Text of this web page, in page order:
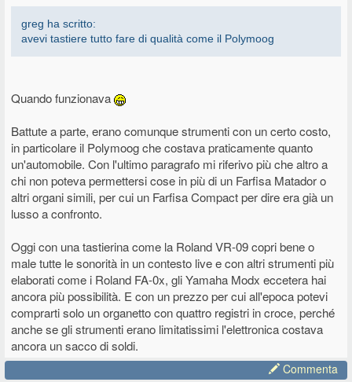
greg ha scritto:
avevi tastiere tutto fare di qualità come il Polymoog
Quando funzionava
Battute a parte, erano comunque strumenti con un certo costo,
in particolare il Polymoog che costava praticamente quanto
un'automobile. Con l'ultimo paragrafo mi riferivo più che altro a
chi non poteva permettersi cose in più di un Farfisa Matador o
altri organi simili, per cui un Farfisa Compact per dire era già un
lusso a confronto.
Oggi con una tastierina come la Roland VR-09 copri bene o
male tutte le sonorità in un contesto live e con altri strumenti più
elaborati come i Roland FA-0x, gli Yamaha Modx eccetera hai
ancora più possibilità. E con un prezzo per cui all'epoca potevi
comprarti solo un organetto con quattro registri in croce, perché
anche se gli strumenti erano limitatissimi l'elettronica costava
ancora un sacco di soldi.
Commenta